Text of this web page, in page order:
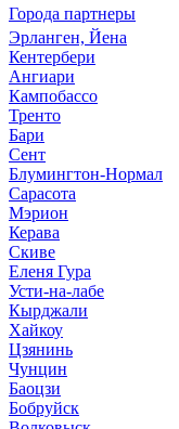
Города партнеры
Эрланген, Йена
Кентербери
Ангиари
Кампобассо
Тренто
Бари
Сент
Блумингтон-Нормал
Сарасота
Мэрион
Керава
Скиве
Еленя Гура
Усти-на-лабе
Кырджали
Хайкоу
Цзянинь
Чунцин
Баоцзи
Бобруйск